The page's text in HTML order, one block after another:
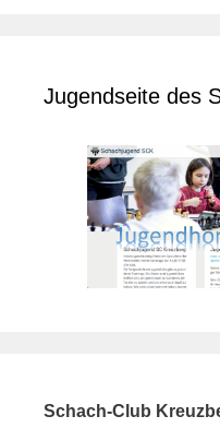
Jugendseite des
Schach-Club